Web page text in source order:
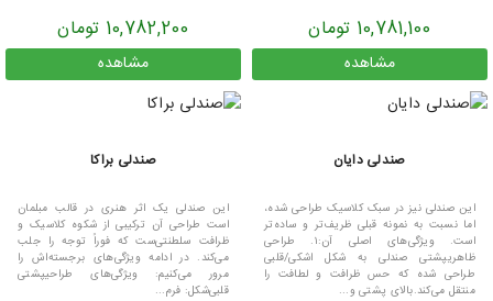
10,781,100 تومان
مشاهده
10,782,200 تومان
مشاهده
صندلی دایان
این صندلی نیز در سبک کلاسیک طراحی شده،
اما نسبت به نمونه قبلی ظریف‌تر و ساده‌تر
است. ویژگی‌های اصلی آن:۱. طراحی
ظاهریپشتی صندلی به شکل اشکی/قلبی
طراحی شده که حس ظرافت و لطافت را
منتقل می‌کند.بالای پشتی و...
صندلی براکا
این صندلی یک اثر هنری در قالب مبلمان
است طراحی آن ترکیبی از شکوه کلاسیک و
ظرافت سلطنتی‌ست که فوراً توجه را جلب
می‌کند. در ادامه ویژگی‌های برجسته‌اش را
مرور می‌کنیم: ویژگی‌های طراحیپشتی
قلبی‌شکل: فرم...